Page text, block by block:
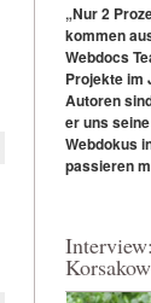
„Nur 2
kommen
Webdocs
Projekte im
Autoren
er uns
Webdokus
passieren